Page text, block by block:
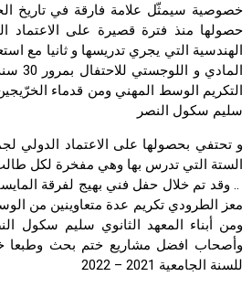
خصوصية سيمثّل علامة فارقة في تاريخ
حصولها منذ فترة قصيرة على الاعتماد
الهندسية التي يجري تدريسها و ثانيا مع
التكريم الوسط المهني ومن قدماء
سليم سكول النصر
و تحتفي بحصولها على الاعتماد الدولي
الستة التي تدرس بها وهي مفخرة لكل
.. وقد تم خلال حفل فني بهيج لفرقة
معز الطرودي تكريم عدة متعاوينين من
ومن أبناء المعهد الثانوي سليم سكول
وأصحاب افضل مشاريع ختم بحث وطبعا
للسنة الجامعية 2021 – 2022